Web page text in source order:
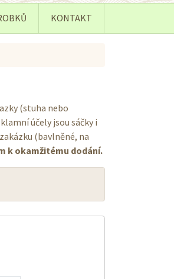
KONTAKT
(stuha nebo
účely jsou sáčky i
(bavlněné, na
k okamžitému dodání.